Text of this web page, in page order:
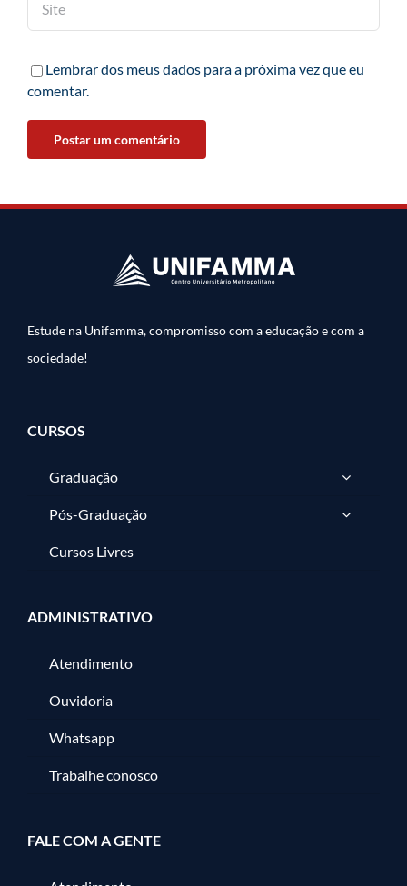
Lembrar dos meus dados para a próxima vez que eu
comentar.
Estude na Unifamma, compromisso com a educação e com a
sociedade!
CURSOS
Graduação
Pós-Graduação
Cursos Livres
ADMINISTRATIVO
Atendimento
Ouvidoria
Whatsapp
Trabalhe conosco
FALE COM A GENTE